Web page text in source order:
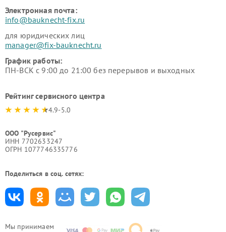
Мы принимаем
Электронная почта:
info@bauknecht-fix.ru
для юридических лиц
manager@fix-bauknecht.ru
График работы:
ПН-ВСК с 9:00 до 21:00 без перерывов и выходных
Рейтинг сервисного центра
4.9-5.0
ООО "Русервис"
ИНН 7702633247
ОГРН 1077746335776
Поделиться в соц. сетях: